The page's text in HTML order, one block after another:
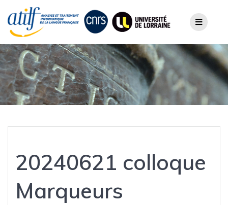
content
20240621 colloque
Marqueurs